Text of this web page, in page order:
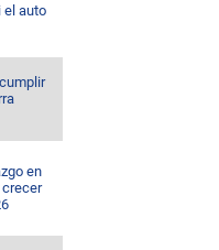
el auto
en
crecer